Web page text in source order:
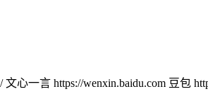
心一言 https://wenxin.baidu.com 豆包